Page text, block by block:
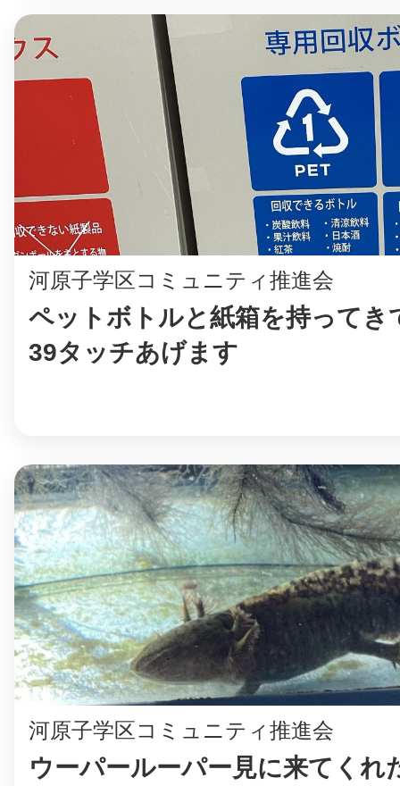
河原子学区コミュニティ推進会
ペットボトルと紙箱を持ってき
39タッチあげます
河原子学区コミュニティ推進会
ウーパールーパー見に来てくれ
日立
滋賀県
まちのコイン
お知らせ
ヘルプ
お問い合わせ
プライバシーポ